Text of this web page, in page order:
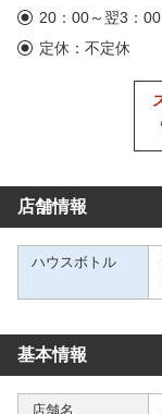
20：00～翌3：00
定休：不定休
店舗情報
ハウスボトル
基本情報
店舗名